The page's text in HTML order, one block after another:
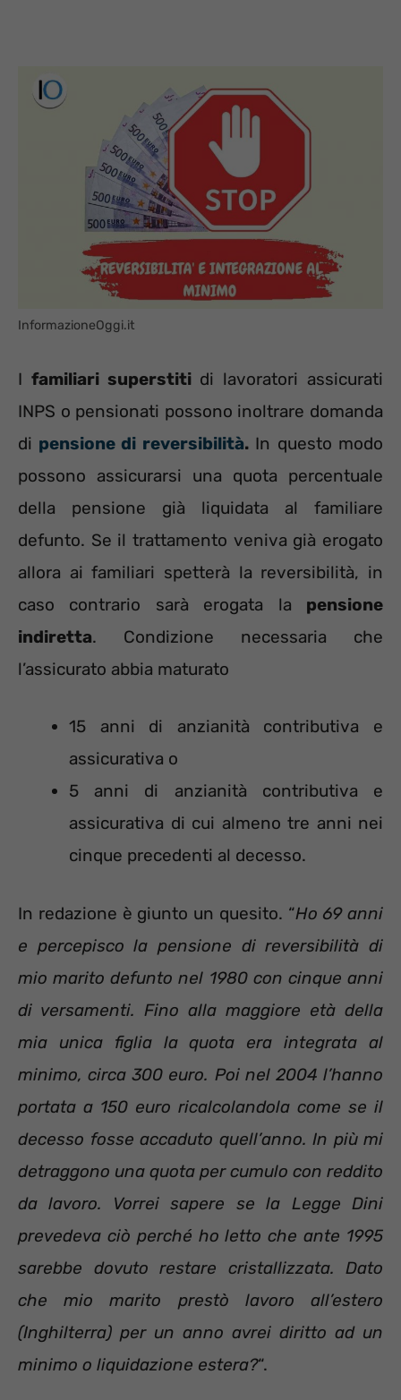
InformazioneOggi.it
I familiari superstitidi lavoratori assicurati
INPS o pensionati possono inoltrare domanda
di pensione di reversibilità.In questo modo
possono assicurarsi una quota percentuale
della pensione già liquidata al familiare
defunto. Se il trattamento veniva già erogato
allora ai familiari spetterà la reversibilità, in
caso contrario sarà erogata la pensione
indiretta. Condizione necessaria che
l’assicurato abbia maturato
15 anni di anzianità contributiva e
assicurativa o
5 anni di anzianità contributiva e
assicurativa di cui almeno tre anni nei
cinque precedenti al decesso.
In redazione è giunto un quesito. “Ho 69 anni
e percepisco la pensione di reversibilità di
mio marito defunto nel 1980 con cinque anni
di versamenti. Fino alla maggiore età della
mia unica figlia la quota era integrata al
minimo, circa 300 euro. Poi nel 2004 l’hanno
portata a 150 euro ricalcolandola come se il
decesso fosse accaduto quell’anno. In più mi
detraggono una quota per cumulo con reddito
da lavoro. Vorrei sapere se la Legge Dini
prevedeva ciò perché ho letto che ante 1995
sarebbe dovuto restare cristallizzata. Dato
che mio marito prestò lavoro all’estero
(Inghilterra) per un anno avrei diritto ad un
minimo o liquidazione estera?“.